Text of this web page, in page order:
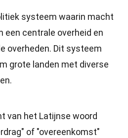
systeem waarin macht
een centrale overheid en
overheden. Dit systeem
grote landen met diverse
van het Latijnse woord
of "overeenkomst"